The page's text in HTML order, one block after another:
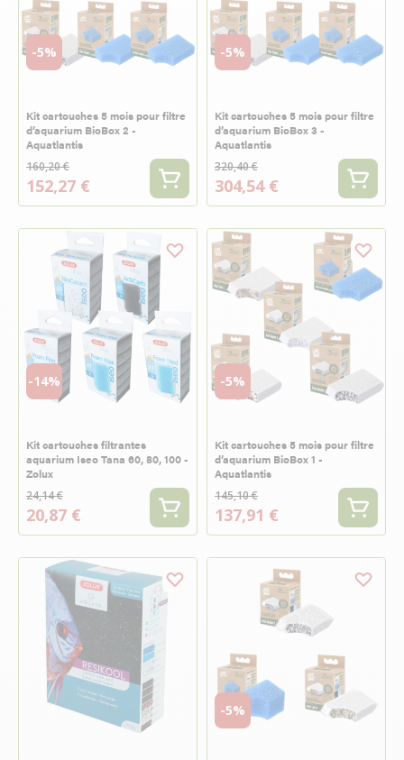
-5%
Kit cartouches 5 mois pour filtre
d’aquarium BioBox 2 -
Aquatlantis
160,20 €
152,27 €
-5%
Kit cartouches 5 mois pour filtre
d’aquarium BioBox 3 -
Aquatlantis
320,40 €
304,54 €
-14%
Kit cartouches filtrantes
aquarium Iseo Tana 60, 80, 100 -
Zolux
24,14 €
20,87 €
-5%
Kit cartouches 5 mois pour filtre
d’aquarium BioBox 1 -
Aquatlantis
145,10 €
137,91 €
-5%